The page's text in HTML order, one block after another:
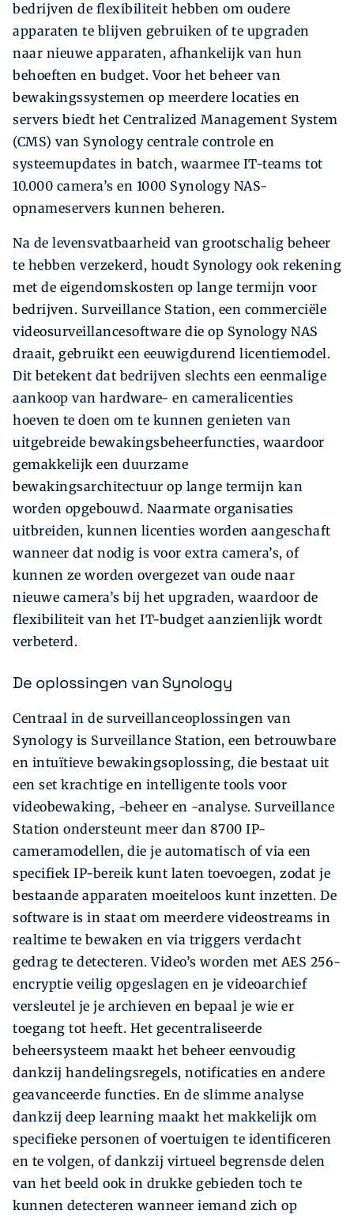
bedrijven de flexibiliteit hebben om oudere
apparaten te blijven gebruiken of te upgraden
naar nieuwe apparaten, afhankelijk van hun
behoeften en budget. Voor het beheer van
bewakingssystemen op meerdere locaties en
servers biedt het Centralized Management System
(CMS) van Synology centrale controle en
systeemupdates in batch, waarmee IT-teams tot
10.000 camera’s en 1000 Synology NAS-
opnameservers kunnen beheren.
Na de levensvatbaarheid van grootschalig beheer
te hebben verzekerd, houdt Synology ook rekening
met de eigendomskosten op lange termijn voor
bedrijven. Surveillance Station, een commerciële
videosurveillancesoftware die op Synology NAS
draait, gebruikt een eeuwigdurend licentiemodel.
Dit betekent dat bedrijven slechts een eenmalige
aankoop van hardware- en cameralicenties
hoeven te doen om te kunnen genieten van
uitgebreide bewakingsbeheerfuncties, waardoor
gemakkelijk een duurzame
bewakingsarchitectuur op lange termijn kan
worden opgebouwd. Naarmate organisaties
uitbreiden, kunnen licenties worden aangeschaft
wanneer dat nodig is voor extra camera’s, of
kunnen ze worden overgezet van oude naar
nieuwe camera’s bij het upgraden, waardoor de
flexibiliteit van het IT-budget aanzienlijk wordt
verbeterd.
De oplossingen van Synology
Centraal in de surveillanceoplossingen van
Synology is Surveillance Station, een betrouwbare
en intuïtieve bewakingsoplossing, die bestaat uit
een set krachtige en intelligente tools voor
videobewaking, -beheer en -analyse. Surveillance
Station ondersteunt meer dan 8700 IP-
cameramodellen, die je automatisch of via een
specifiek IP-bereik kunt laten toevoegen, zodat je
bestaande apparaten moeiteloos kunt inzetten. De
software is in staat om meerdere videostreams in
realtime te bewaken en via triggers verdacht
gedrag te detecteren. Video’s worden met AES 256-
encryptie veilig opgeslagen en je videoarchief
versleutel je je archieven en bepaal je wie er
toegang tot heeft. Het gecentraliseerde
beheersysteem maakt het beheer eenvoudig
dankzij handelingsregels, notificaties en andere
geavanceerde functies. En de slimme analyse
dankzij deep learning maakt het makkelijk om
specifieke personen of voertuigen te identificeren
en te volgen, of dankzij virtueel begrensde delen
van het beeld ook in drukke gebieden toch te
kunnen detecteren wanneer iemand zich op